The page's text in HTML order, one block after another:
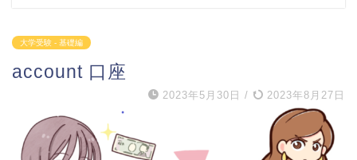
大学受験 - 基礎編
account 口座
2023年5月30日 / 2023年8月27日